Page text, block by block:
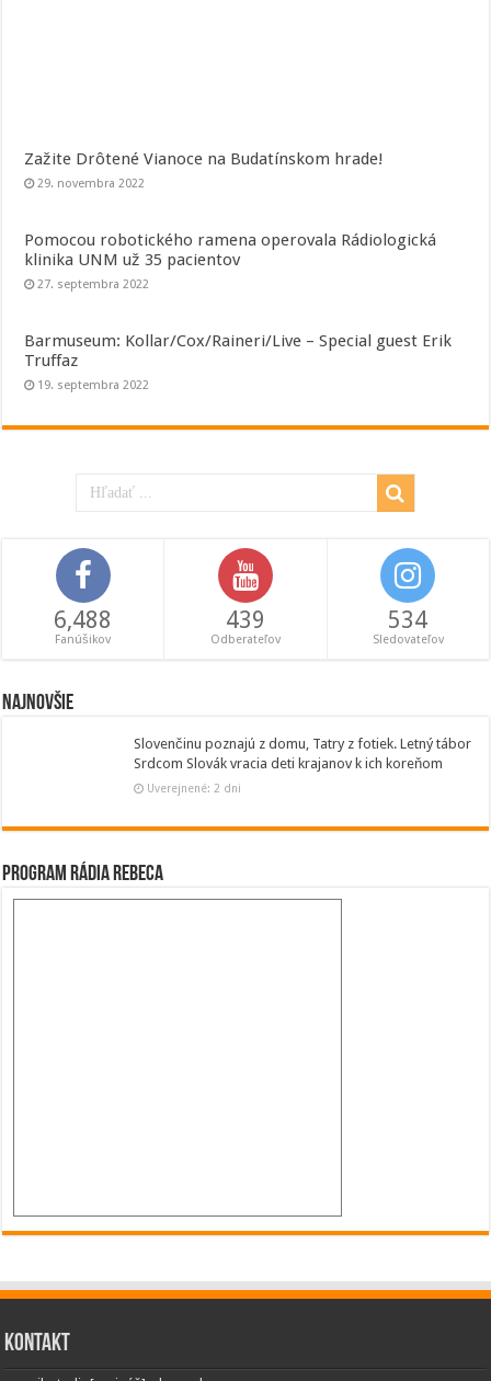
Zažite Drôtené Vianoce na Budatínskom hrade!
29. novembra 2022
Pomocou robotického ramena operovala Rádiologická
klinika UNM už 35 pacientov
27. septembra 2022
Barmuseum: Kollar/Cox/Raineri/Live – Special guest Erik
Truffaz
19. septembra 2022
6,488
Fanúšikov
439
Odberateľov
534
Sledovateľov
Najnovšie
Slovenčinu poznajú z domu, Tatry z fotiek. Letný tábor
Srdcom Slovák vracia deti krajanov k ich koreňom
Uverejnené: 2 dni
Program Rádia Rebeca
Kontakt